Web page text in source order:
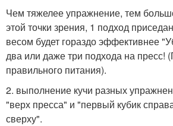
Чем тяжелее упражнение, тем
этой точки зрения, 1 подход
весом будет гораздо эффективнее
два или даже три подхода на пресс!
правильного питания).
2. выполнение кучи разных
"верх пресса" и "первый кубик
сверху".